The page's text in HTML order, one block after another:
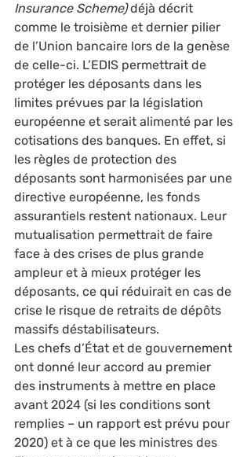
Insurance Scheme) déjà décrit
comme le troisième et dernier pilier
de l’Union bancaire lors de la genèse
de celle-ci. L’EDIS permettrait de
protéger les déposants dans les
limites prévues par la législation
européenne et serait alimenté par les
cotisations des banques. En effet, si
les règles de protection des
déposants sont harmonisées par une
directive européenne, les fonds
assurantiels restent nationaux. Leur
mutualisation permettrait de faire
face à des crises de plus grande
ampleur et à mieux protéger les
déposants, ce qui réduirait en cas de
crise le risque de retraits de dépôts
massifs déstabilisateurs.
Les chefs d’État et de gouvernement
ont donné leur accord au premier
des instruments à mettre en place
avant 2024 (si les conditions sont
remplies – un rapport est prévu pour
2020) et à ce que les ministres des